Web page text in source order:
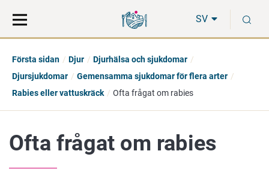
direkt
till
på
hela
SV
Första sidan Djur
Djurhälsa och sjukdomar
Djursjukdomar
Gemensamma sjukdomar för flera arter
Rabies eller vattuskräck
Ofta frågat om rabies
Ofta frågat om rabies